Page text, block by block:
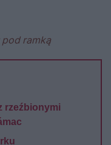
pod ramką
rzeźbionymi